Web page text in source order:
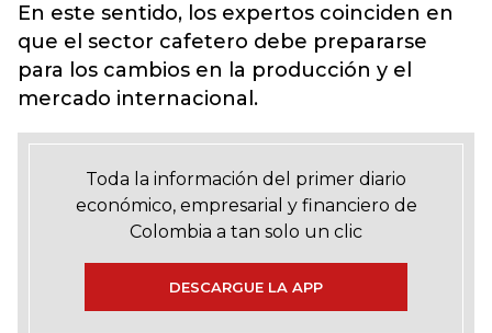
En este sentido, los expertos coinciden en
que el sector cafetero debe prepararse
para los cambios en la producción y el
mercado internacional.
Toda la información del primer diario
económico, empresarial y financiero de
Colombia a tan solo un clic
DESCARGUE LA APP